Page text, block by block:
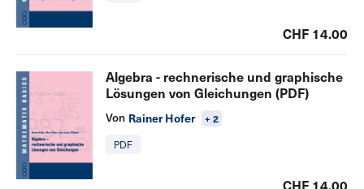
CHF 14.00
Algebra - rechnerische und graphische
Lösungen von Gleichungen (PDF)
Von Rainer Hofer
+ 2
PDF
CHF 14.00